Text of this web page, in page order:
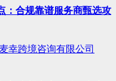
：合规靠谱服务商甄选攻
幸跨境咨询有限公司